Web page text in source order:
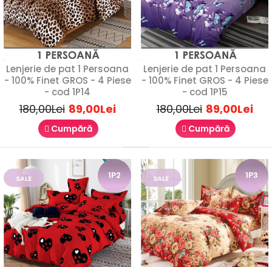
Lenjerie de pat 1 Persoana - 100% Finet GROS
- 4 Piese - cod 1P10
180,00Lei 89,00Lei
Lenjerie de pat 1 Persoana
- 100% Finet GROS - 4 Piese
- cod 1P14
180,00Lei 89,00Lei
Cumpără
Lenjerie de pat 1 Persoana
- 100% Finet GROS - 4 Piese
- cod 1P15
180,00Lei 89,00Lei
Cumpără
1P2
SALE 1P3
SALE